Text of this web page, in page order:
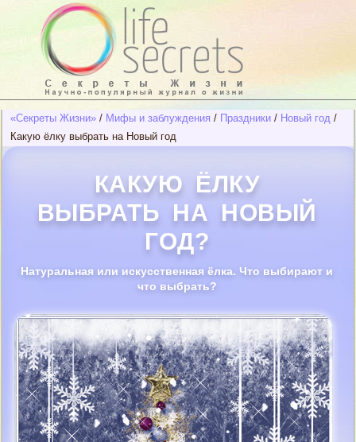
«Секреты Жизни» / Мифы и заблуждения / Праздники / Новый год /
Какую ёлку выбрать на Новый год
КАКУЮ ЁЛКУ
ВЫБРАТЬ НА НОВЫЙ
ГОД?
Натуральная или искусственная ёлка. Что выбирают и
что выбрать?